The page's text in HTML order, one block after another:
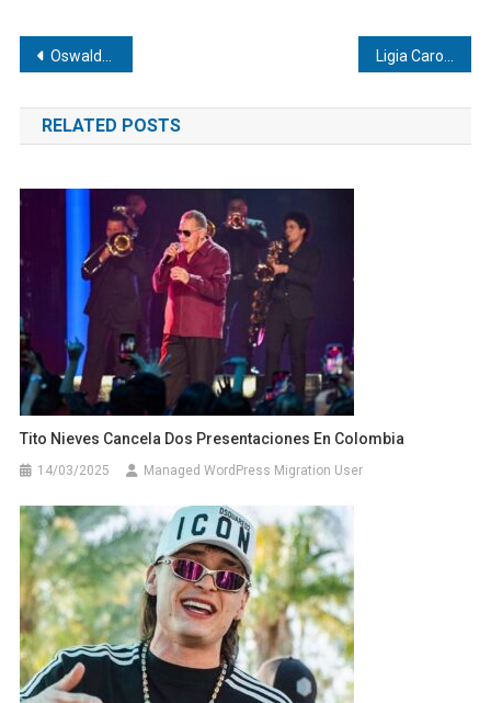
Navegación
de
entradas
Oswaldo Karam Maciá | Teoría de grafos: La arquitectura invisible de las redes
RELATED POSTS
Tito Nieves Cancela Dos Presentaciones En Colombia
14/03/2025 Managed WordPress Migration User